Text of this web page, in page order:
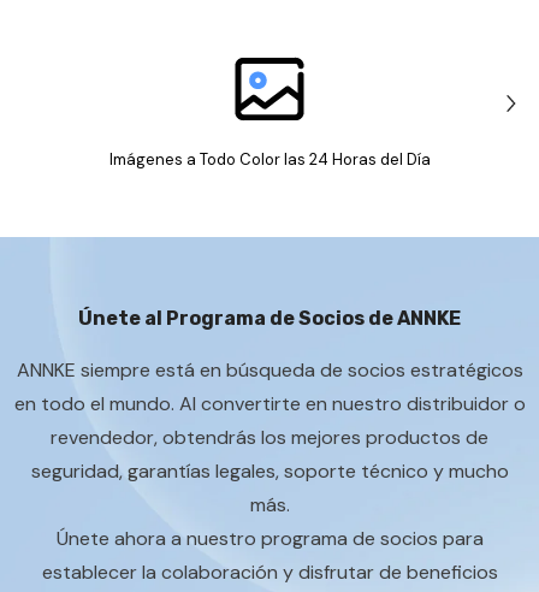
Imágenes a Todo Colorlas 24 Horas del Día
Únete al Programa de Socios de ANNKE
ANNKE siempre está en búsqueda de socios estratégicos
en todo el mundo. Al convertirte en nuestro distribuidor o
revendedor, obtendrás los mejores productos de
seguridad, garantías legales, soporte técnico y mucho
más.
Únete ahora a nuestro programa de socios para
establecer la colaboración y disfrutar de beneficios